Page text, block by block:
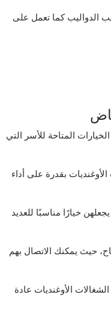
الدواليب كما تعمل على
المتاحة للأسر التي
بقدرة على أداء
خيارًا مناسبًا للعديد
حيث يمكنك الاتصال بهم
الأوغنديات عادة